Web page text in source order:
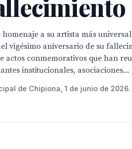
a su artista más
vigésimo aniversario de su
actos conmemorativos que han
institucionales, asociaciones...
de Chipiona, 1 de junio de 2026.